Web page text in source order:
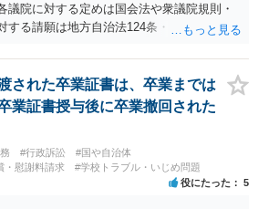
議院に対する定めは国会法や衆議院規則・
する請願は地方自治法124条・125条が定め
された卒業証書は、卒業までは
業証書授与後に卒業撤回された
#行政訴訟
#国や自治体
・慰謝料請求
#学校トラブル・いじめ問題
役にたった 5